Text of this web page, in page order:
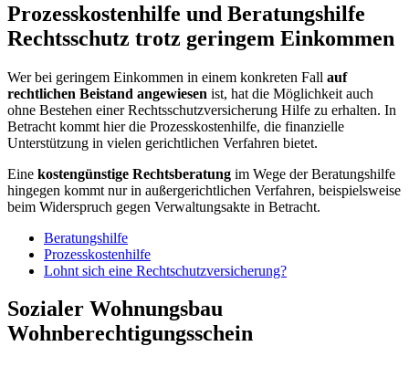
Prozesskostenhilfe und Beratungshilfe
Rechtsschutz trotz geringem Einkommen
Wer bei geringem Einkommen in einem konkreten Fall auf
rechtlichen Beistand angewiesen ist, hat die Möglichkeit auch
ohne Bestehen einer Rechtsschutzversicherung Hilfe zu erhalten. In
Betracht kommt hier die Prozesskostenhilfe, die finanzielle
Unterstützung in vielen gerichtlichen Verfahren bietet.
Eine kostengünstige Rechtsberatung im Wege der Beratungshilfe
hingegen kommt nur in außergerichtlichen Verfahren, beispielsweise
beim Widerspruch gegen Verwaltungsakte in Betracht.
Beratungshilfe
Prozesskostenhilfe
Lohnt sich eine Rechtschutzversicherung?
Sozialer Wohnungsbau
Wohnberechtigungsschein